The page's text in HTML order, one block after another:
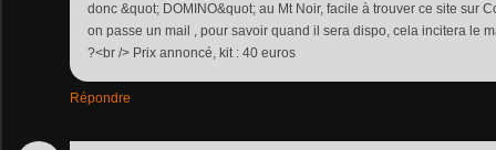
donc &quot; DOMINO&quot; au Mt Noir, facile à trouver ce site sur
on passe un mail , pour savoir quand il sera dispo, cela incitera le
?<br /> Prix annoncé, kit : 40 euros
Répondre